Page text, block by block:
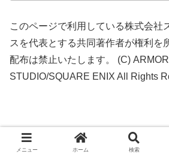
このページで利用している株式会社
スを代表とする共同著作者が権利を
配布は禁止いたします。 (C)
STUDIO/SQUARE ENIX All Rights
© 2016 どらくえだい
メニュー ホーム 検索